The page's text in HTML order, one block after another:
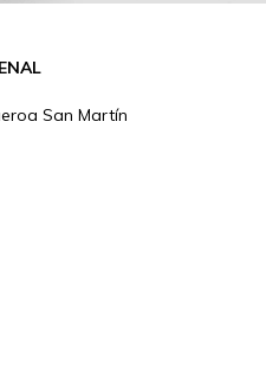
San Martín